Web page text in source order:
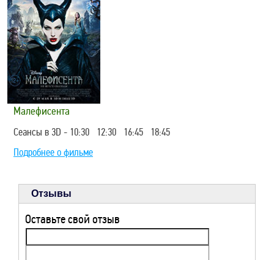
Малефисента
Сеансы в 3D - 10:30 12:30 16:45 18:45
Подробнее о фильме
Отзывы
Оставьте свой отзыв